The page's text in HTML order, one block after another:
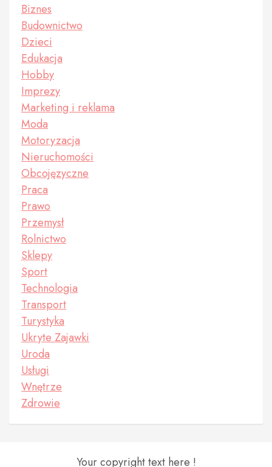
Biznes
Budownictwo
Dzieci
Edukacja
Hobby
Imprezy
Marketing i reklama
Moda
Motoryzacja
Nieruchomości
Obcojęzyczne
Praca
Prawo
Przemysł
Rolnictwo
Sklepy
Sport
Technologia
Transport
Turystyka
Ukryte Zajawki
Uroda
Usługi
Wnętrze
Zdrowie
Your copyright text here !